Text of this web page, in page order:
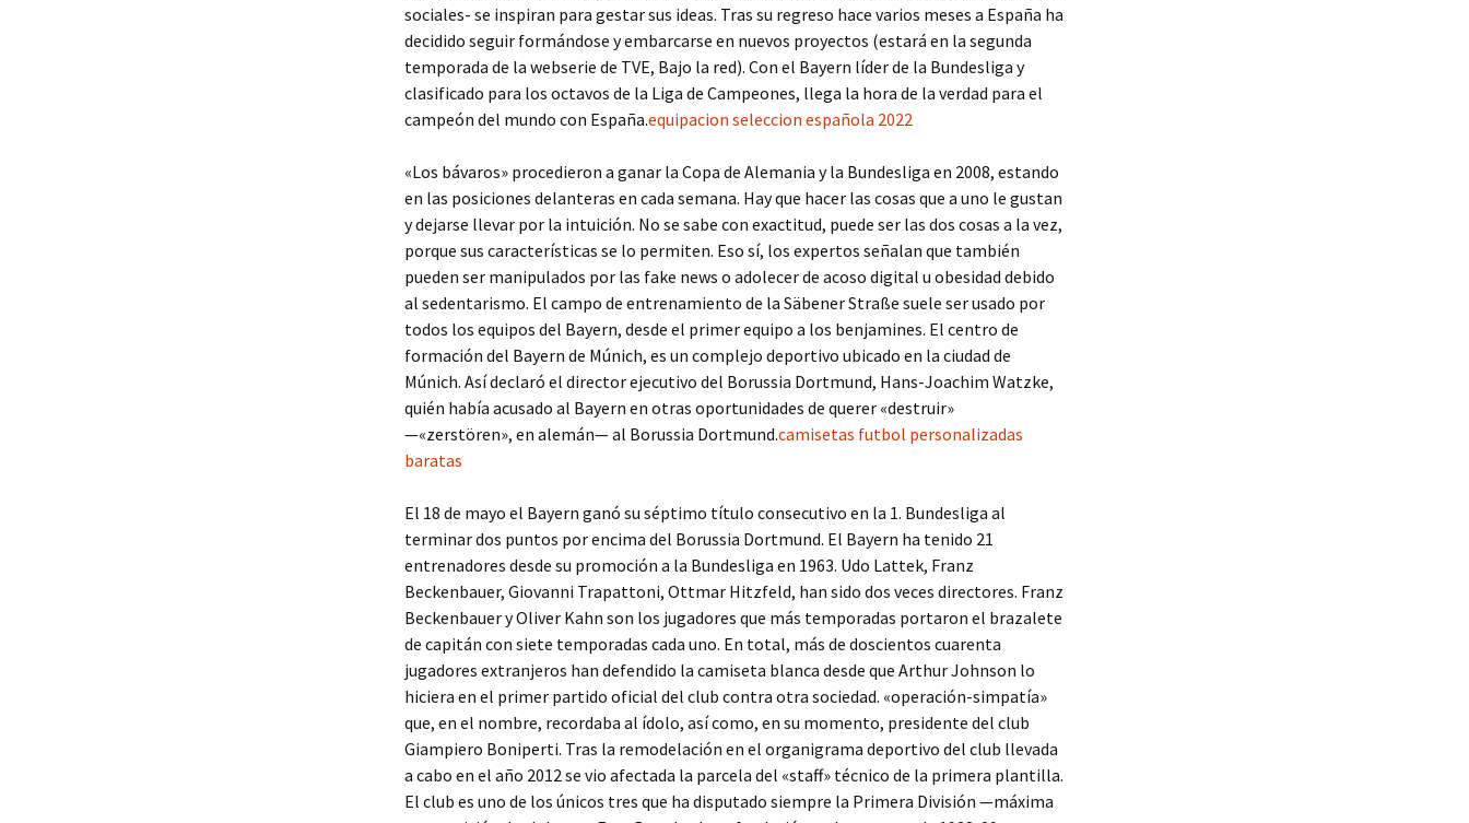
sociales- se inspiran para gestar sus ideas. Tras su regreso hace varios meses a España ha
decidido seguir formándose y embarcarse en nuevos proyectos (estará en la segunda
temporada de la webserie de TVE, Bajo la red). Con el Bayern líder de la Bundesliga y
clasificado para los octavos de la Liga de Campeones, llega la hora de la verdad para el
campeón del mundo con España.equipacion seleccion española 2022
«Los bávaros» procedieron a ganar la Copa de Alemania y la Bundesliga en 2008, estando
en las posiciones delanteras en cada semana. Hay que hacer las cosas que a uno le gustan
y dejarse llevar por la intuición. No se sabe con exactitud, puede ser las dos cosas a la vez,
porque sus características se lo permiten. Eso sí, los expertos señalan que también
pueden ser manipulados por las fake news o adolecer de acoso digital u obesidad debido
al sedentarismo. El campo de entrenamiento de la Säbener Straße suele ser usado por
todos los equipos del Bayern, desde el primer equipo a los benjamines. El centro de
formación del Bayern de Múnich, es un complejo deportivo ubicado en la ciudad de
Múnich. Así declaró el director ejecutivo del Borussia Dortmund, Hans-Joachim Watzke,
quién había acusado al Bayern en otras oportunidades de querer «destruir»
—«zerstören», en alemán— al Borussia Dortmund.camisetas futbol personalizadas
baratas
El 18 de mayo el Bayern ganó su séptimo título consecutivo en la 1. Bundesliga al
terminar dos puntos por encima del Borussia Dortmund. El Bayern ha tenido 21
entrenadores desde su promoción a la Bundesliga en 1963. Udo Lattek, Franz
Beckenbauer, Giovanni Trapattoni, Ottmar Hitzfeld, han sido dos veces directores. Franz
Beckenbauer y Oliver Kahn son los jugadores que más temporadas portaron el brazalete
de capitán con siete temporadas cada uno. En total, más de doscientos cuarenta
jugadores extranjeros han defendido la camiseta blanca desde que Arthur Johnson lo
hiciera en el primer partido oficial del club contra otra sociedad. «operación-simpatía»
que, en el nombre, recordaba al ídolo, así como, en su momento, presidente del club
Giampiero Boniperti. Tras la remodelación en el organigrama deportivo del club llevada
a cabo en el año 2012 se vio afectada la parcela del «staff» técnico de la primera plantilla.
El club es uno de los únicos tres que ha disputado siempre la Primera División —máxima